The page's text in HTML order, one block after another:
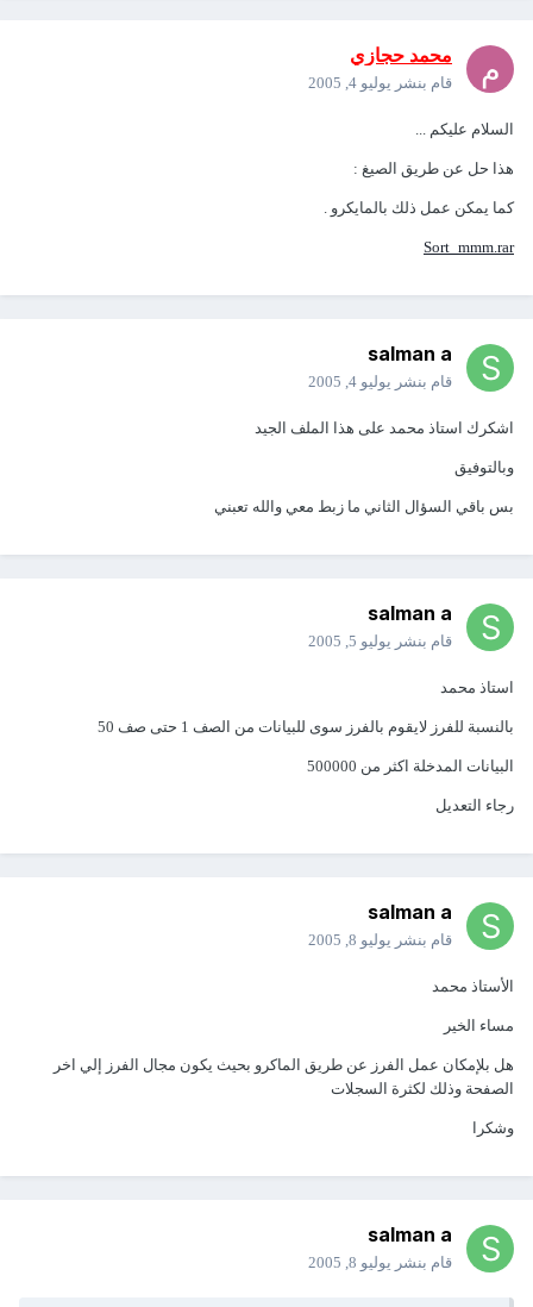
محمد حجازي
قام بنشر يوليو 4, 2005
السلام عليكم ...
هذا حل عن طريق الصيغ :
كما يمكن عمل ذلك بالمايكرو .
Sort_mmm.rar
salman a
قام بنشر يوليو 4, 2005
اشكرك استاذ محمد على هذا الملف الجيد
وبالتوفيق
بس باقي السؤال الثاني ما زبط معي والله تعبني
salman a
قام بنشر يوليو 5, 2005
استاذ محمد
بالنسبة للفرز لايقوم بالفرز سوى للبيانات من الصف 1 حتى صف 50
البيانات المدخلة اكثر من 500000
رجاء التعديل
salman a
قام بنشر يوليو 8, 2005
الأستاذ محمد
مساء الخير
هل بلإمكان عمل الفرز عن طريق الماكرو بحيث يكون مجال الفرز إلي اخر
الصفحة وذلك لكثرة السجلات
وشكرا
salman a
قام بنشر يوليو 8, 2005